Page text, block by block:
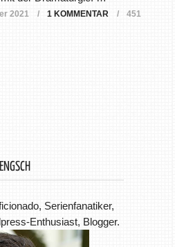
2021 1 KOMMENTAR
451
Serienfanatiker,
Enthusiast, Blogger.